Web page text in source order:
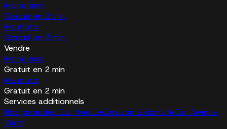
Ma voiture
Gratuit en 2 min
Ma moto
Gratuit en 2 min
Vendre
Ma voiture
Gratuit en 2 min
Ma moto
Gratuit en 2 min
Services additionnels
Nos garanties Car AvenueLivraison à domicileCar Avenue
Watt